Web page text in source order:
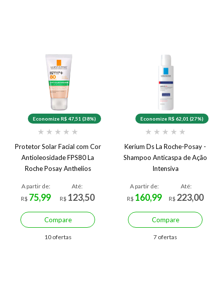
Economize R$ 47,51 (38%)
★ ★ ★ ★ ★
Protetor Solar Facial com Cor
Antioleosidade FPS80 La
Roche Posay Anthelios
A partir de:
R$ 75,99
Até:
R$ 123,50
Compare
10 ofertas
Economize R$ 62,01 (27%)
★ ★ ★ ★ ★
Kerium Ds La Roche-Posay -
Shampoo Anticaspa de Ação
Intensiva
A partir de:
R$ 160,99
Até:
R$ 223,00
Compare
7 ofertas